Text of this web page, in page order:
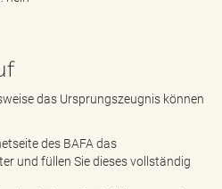
das Ursprungszeugnis können
des BAFA das
und füllen Sie dieses vollständig